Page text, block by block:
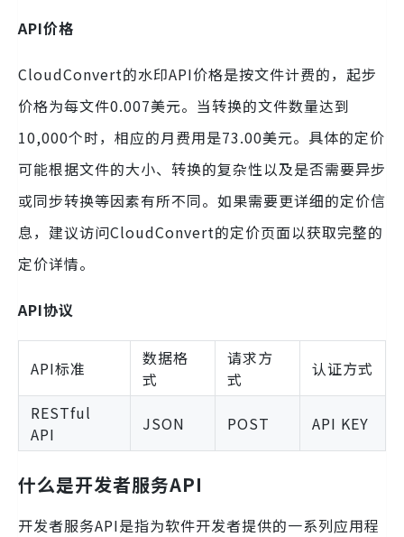
API价格
CloudConvert的水印API价格是按文件计费的，起步
价格为每文件0.007美元。当转换的文件数量达到
10,000个时，相应的月费用是73.00美元。具体的定价
可能根据文件的大小、转换的复杂性以及是否需要异步
或同步转换等因素有所不同。如果需要更详细的定价信
息，建议访问CloudConvert的定价页面以获取完整的
定价详情。
API协议
API标准
数据格
式
请求方
式
认证方式
RESTful
API
JSON POST API KEY
什么是开发者服务API
开发者服务API是指为软件开发者提供的一系列应用程